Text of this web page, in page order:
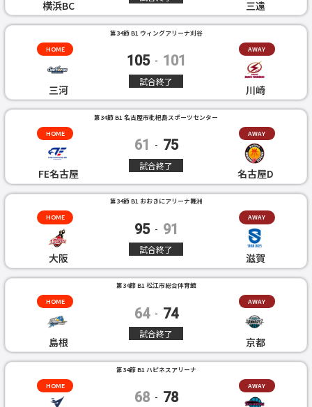
横浜BC 三遠
第34節 B1 ウィングアリーナ刈谷
三河
HOME
105 - 101
試合終了
川崎
AWAY
第34節 B1 名古屋市枇杷島スポーツセンター
FE名古屋
HOME
61 - 75
試合終了
名古屋D
AWAY
第34節 B1 おおきにアリーナ舞洲
大阪
HOME
95 - 91
試合終了
滋賀
AWAY
第34節 B1 松江市総合体育館
島根
HOME
64 - 74
試合終了
京都
AWAY
第34節 B1 ハピネスアリーナ
HOME
68 - 78
AWAY